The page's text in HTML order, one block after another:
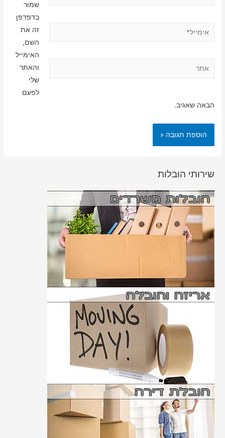
שמור
בדפדפן
זה את
השם,
האימייל
והאתר
שלי
לפעם
הבאה שאגיב.
שירותי הובלות